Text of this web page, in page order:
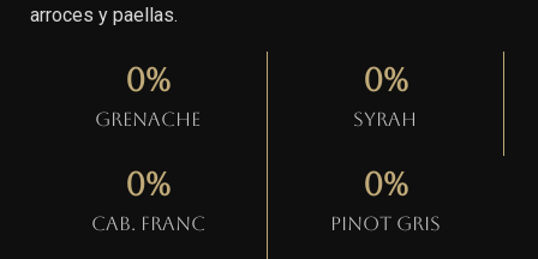
arroces y paellas.
Grenache
0%
Syrah
0%
Cab. Franc
0%
Pinot gris
0%